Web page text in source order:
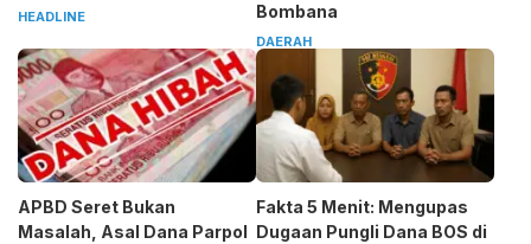
HEADLINE
Bombana
DAERAH
APBD Seret Bukan
Masalah, Asal Dana Parpol
Fakta 5 Menit: Mengupas
Dugaan Pungli Dana BOS di